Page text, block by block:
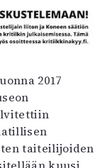
2017
taiteilijoiden